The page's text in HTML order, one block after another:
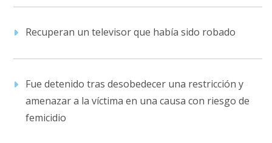
Recuperan un televisor que había sido robado
Fue detenido tras desobedecer una restricción y
amenazar a la víctima en una causa con riesgo de
femicidio